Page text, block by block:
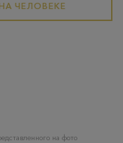
ЧЕЛОВЕКЕ
на фото